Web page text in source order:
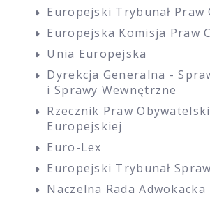
Europejski Trybunał Praw
Europejska Komisja Praw
Unia Europejska
Dyrekcja Generalna -
i Sprawy Wewnętrzne
Rzecznik Praw
Europejskiej
Euro-Lex
Europejski Trybunał
Naczelna Rada Adwokacka